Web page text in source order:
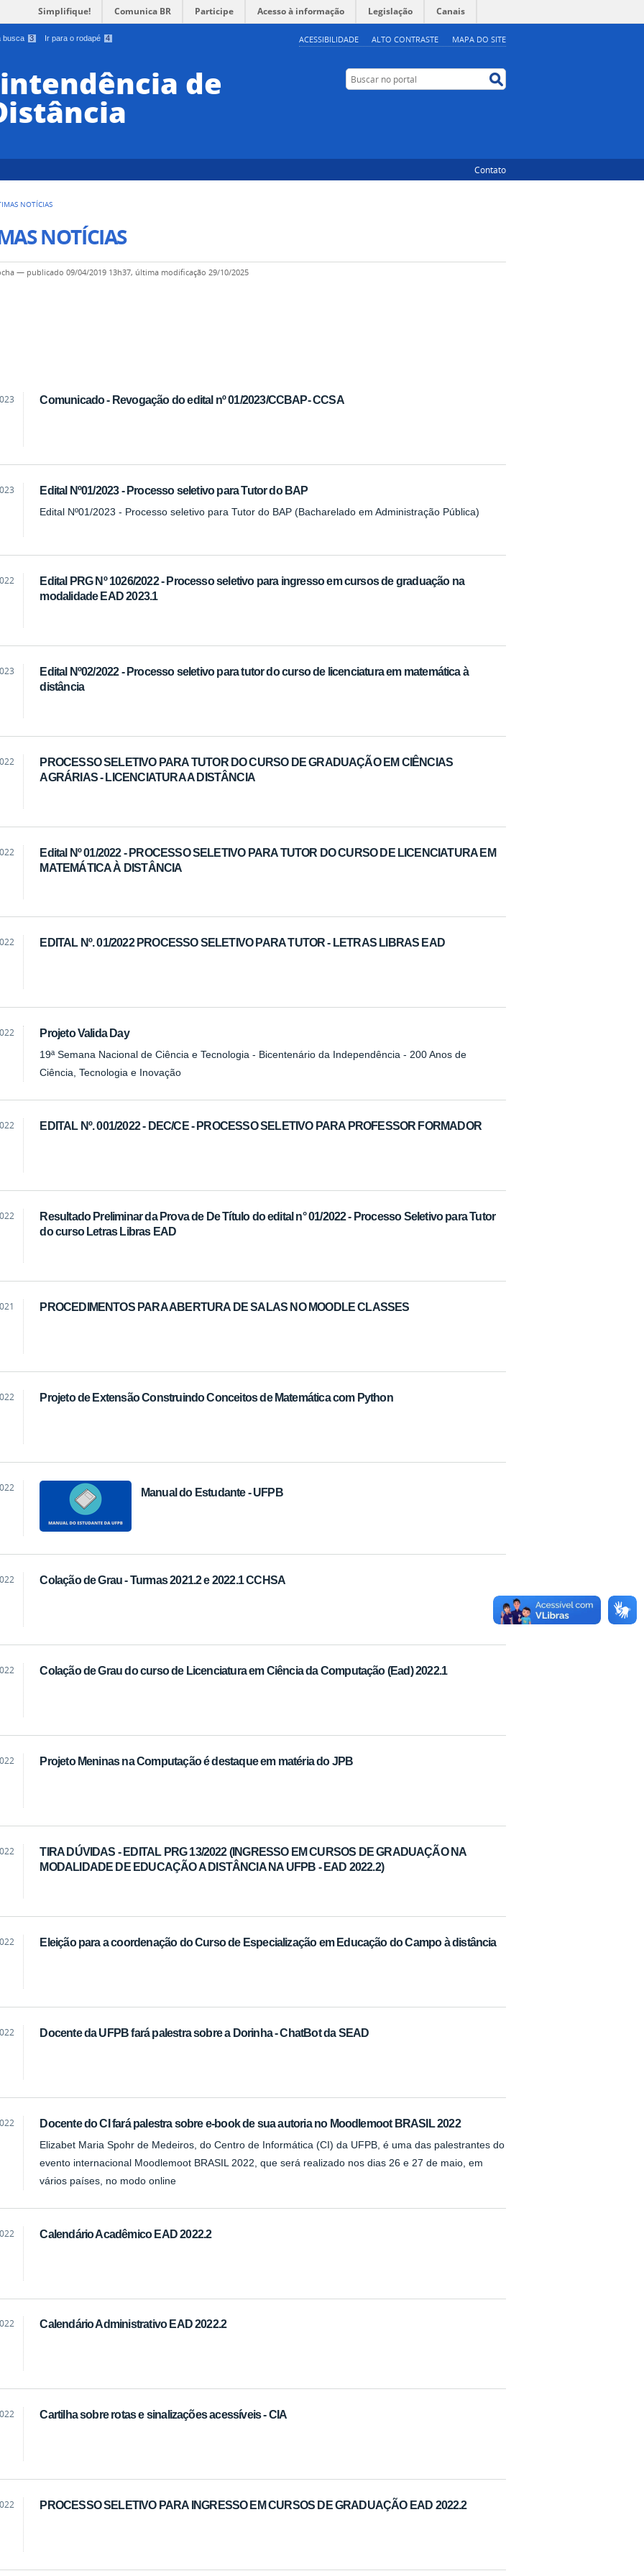
busca 3 Ir para o rodapé 4 ACESSIBILIDADE ALTO CONTRASTE MAPA DO SITE
Simplifique! Comunica BR Participe Acesso à informação Legislação Canais
de Buscar no portal
Contato
NOTÍCIAS
NOTÍCIAS
— publicado 09/04/2019 13h37, última modificação 29/10/2025
Comunicado - Revogação do edital nº 01/2023/CCBAP- CCSA
Edital Nº01/2023 - Processo seletivo para Tutor do BAP
Edital Nº01/2023 - Processo seletivo para Tutor do BAP (Bacharelado em Administração Pública)
Edital PRG Nº 1026/2022 - Processo seletivo para ingresso em cursos de graduação na
modalidade EAD 2023.1
Edital Nº02/2022 - Processo seletivo para tutor do curso de licenciatura em matemática à
distância
PROCESSO SELETIVO PARA TUTOR DO CURSO DE GRADUAÇÃO EM CIÊNCIAS
AGRÁRIAS - LICENCIATURA A DISTÂNCIA
Edital Nº 01/2022 - PROCESSO SELETIVO PARA TUTOR DO CURSO DE LICENCIATURA EM
MATEMÁTICA À DISTÂNCIA
EDITAL Nº. 01/2022 PROCESSO SELETIVO PARA TUTOR - LETRAS LIBRAS EAD
Projeto Valida Day
19ª Semana Nacional de Ciência e Tecnologia - Bicentenário da Independência - 200 Anos de
Ciência, Tecnologia e Inovação
EDITAL Nº. 001/2022 - DEC/CE - PROCESSO SELETIVO PARA PROFESSOR FORMADOR
Resultado Preliminar da Prova de De Título do edital n° 01/2022 - Processo Seletivo para Tutor
do curso Letras Libras EAD
PROCEDIMENTOS PARA ABERTURA DE SALAS NO MOODLE CLASSES
Projeto de Extensão Construindo Conceitos de Matemática com Python
Manual do Estudante - UFPB
Colação de Grau - Turmas 2021.2 e 2022.1 CCHSA
Colação de Grau do curso de Licenciatura em Ciência da Computação (Ead) 2022.1
Projeto Meninas na Computação é destaque em matéria do JPB
TIRA DÚVIDAS - EDITAL PRG 13/2022 (INGRESSO EM CURSOS DE GRADUAÇÃO NA
MODALIDADE DE EDUCAÇÃO A DISTÂNCIA NA UFPB - EAD 2022.2)
Eleição para a coordenação do Curso de Especialização em Educação do Campo à distância
Docente da UFPB fará palestra sobre a Dorinha - ChatBot da SEAD
Docente do CI fará palestra sobre e-book de sua autoria no Moodlemoot BRASIL 2022
Elizabet Maria Spohr de Medeiros, do Centro de Informática (CI) da UFPB, é uma das palestrantes do
evento internacional Moodlemoot BRASIL 2022, que será realizado nos dias 26 e 27 de maio, em
vários países, no modo online
Calendário Acadêmico EAD 2022.2
Calendário Administrativo EAD 2022.2
Cartilha sobre rotas e sinalizações acessíveis - CIA
PROCESSO SELETIVO PARA INGRESSO EM CURSOS DE GRADUAÇÃO EAD 2022.2